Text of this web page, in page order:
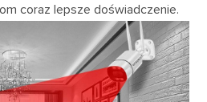
coraz lepsze doświadczenie.